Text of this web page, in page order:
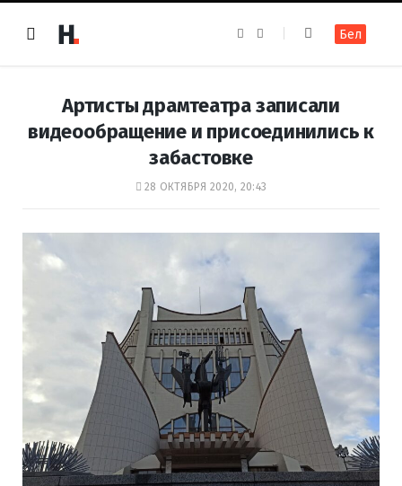
e
o
k
t
r
a
m
Бел
Артисты драмтеатра записали
видеообращение и присоединились к
забастовке
28 ОКТЯБРЯ 2020, 20:43